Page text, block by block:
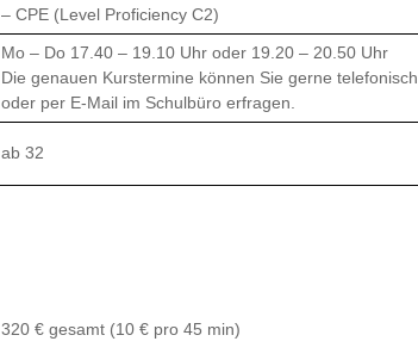
– CPE (Level Proficiency C2)
Mo – Do 17.40 – 19.10 Uhr oder 19.20 – 20.50 Uhr
Die genauen Kurstermine können Sie gerne telefonisch
oder per E-Mail im Schulbüro erfragen.
ab 32
320 € gesamt (10 € pro 45 min)